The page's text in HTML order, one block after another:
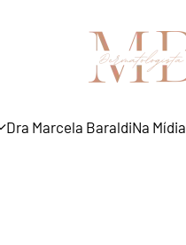
Dra Marcela BaraldiNa Mídia